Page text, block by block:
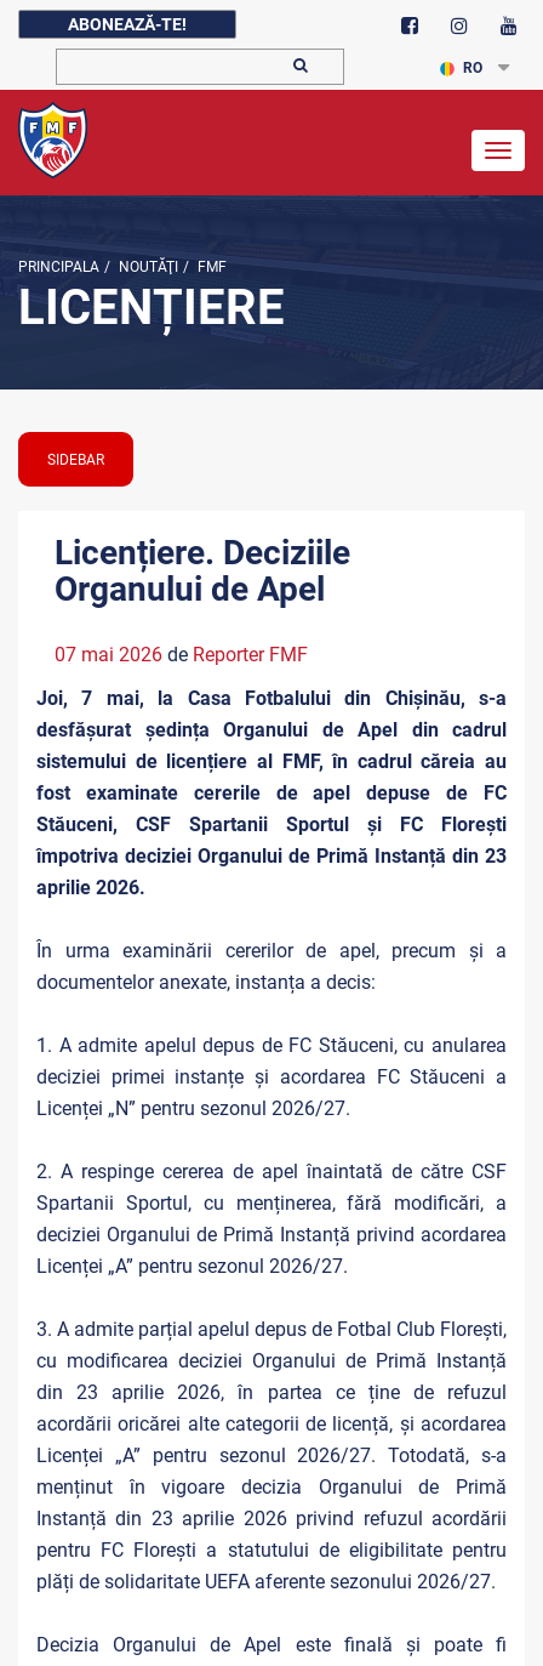
ABONEAZĂ-TE!
RO
PRINCIPALA / NOUTĂŢI / FMF
LICENȚIERE
SIDEBAR
Licențiere. Deciziile
Organului de Apel
07 mai 2026 de Reporter FMF
Joi, 7 mai, la Casa Fotbalului din Chișinău, s-a
desfășurat ședința Organului de Apel din cadrul
sistemului de licențiere al FMF, în cadrul căreia au
fost examinate cererile de apel depuse de FC
Stăuceni, CSF Spartanii Sportul și FC Florești
împotriva deciziei Organului de Primă Instanță din 23
aprilie 2026.
În urma examinării cererilor de apel, precum și a
documentelor anexate, instanța a decis:
1. A admite apelul depus de FC Stăuceni, cu anularea
deciziei primei instanțe și acordarea FC Stăuceni a
Licenței „N” pentru sezonul 2026/27.
2. A respinge cererea de apel înaintată de către CSF
Spartanii Sportul, cu menținerea, fără modificări, a
deciziei Organului de Primă Instanță privind acordarea
Licenței „A” pentru sezonul 2026/27.
3. A admite parțial apelul depus de Fotbal Club Florești,
cu modificarea deciziei Organului de Primă Instanță
din 23 aprilie 2026, în partea ce ține de refuzul
acordării oricărei alte categorii de licență, și acordarea
Licenței „A” pentru sezonul 2026/27. Totodată, s-a
menținut în vigoare decizia Organului de Primă
Instanță din 23 aprilie 2026 privind refuzul acordării
pentru FC Florești a statutului de eligibilitate pentru
plăți de solidaritate UEFA aferente sezonului 2026/27.
Decizia Organului de Apel este finală și poate fi